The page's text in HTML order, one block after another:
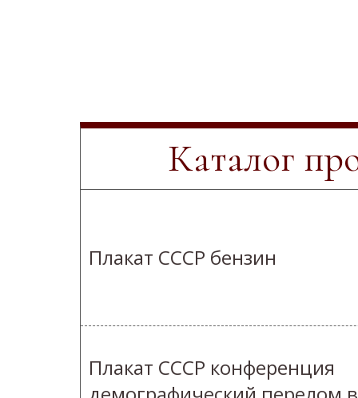
Каталог
Плакат СССР бензин
Плакат СССР конференция